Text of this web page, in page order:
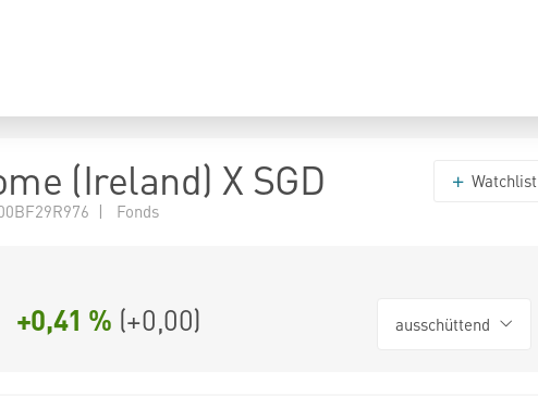
(Ireland) X SGD
| Fonds
Watchlist
+0,41 % (+0,00) ausschüttend